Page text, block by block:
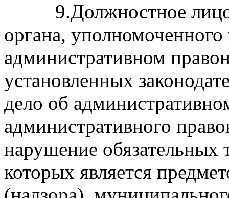
9.Должностное лицо
органа,
административном
установленных
дело об
административного
нарушение обязательных
которых является